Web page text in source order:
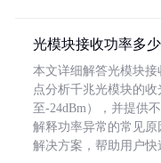
光模块接收功率多
本文详细解答光模块
点分析千兆光模块的
至-24dBm），并提供
解释功率异常的常见
解决方案，帮助用户快